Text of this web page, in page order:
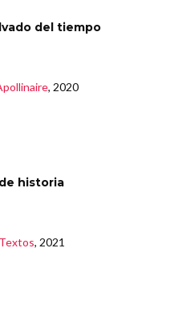
del tiempo
, 2020
historia
, 2021